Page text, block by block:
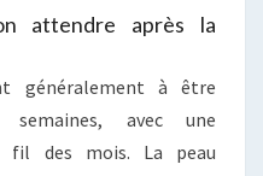
attendre après la
généralement à être
semaines, avec une
fil des mois. La peau